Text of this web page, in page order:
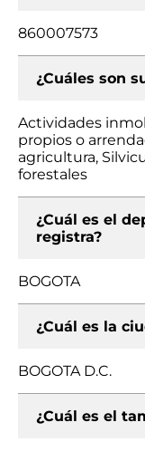
860007573
¿Cuáles son
Actividades
propios o
agricultura,
forestales
¿Cuál es el
registra?
BOGOTA
¿Cuál es la
BOGOTA D.C.
¿Cuál es el